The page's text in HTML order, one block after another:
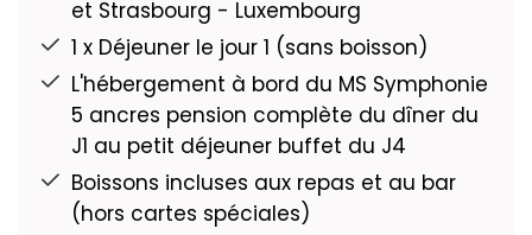
et Strasbourg - Luxembourg
1 x Déjeuner le jour 1 (sans boisson)
L'hébergement à bord du MS Symphonie
5 ancres pension complète du dîner du
J1 au petit déjeuner buffet du J4
Boissons incluses aux repas et au bar
(hors cartes spéciales)